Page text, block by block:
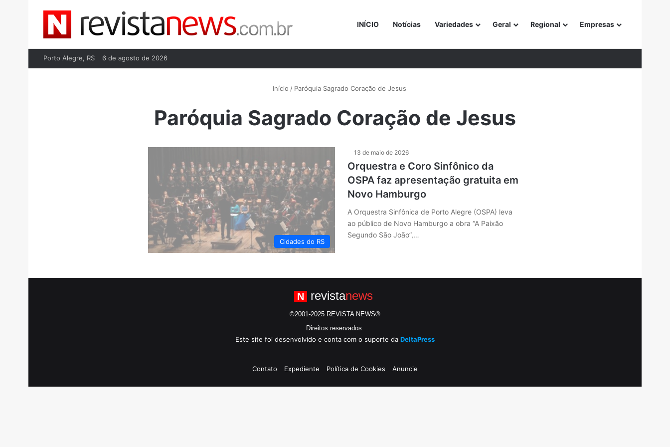
INÍCIO Notícias Variedades Geral Regional Empresas
Porto Alegre, RS 6 de agosto de 2026
Início / Paróquia Sagrado Coração de Jesus
Paróquia Sagrado Coração de Jesus
Cidades do RS
13 de maio de 2026
Orquestra e Coro Sinfônico da
OSPA faz apresentação gratuita em
Novo Hamburgo
A Orquestra Sinfônica de Porto Alegre (OSPA) leva
ao público de Novo Hamburgo a obra “A Paixão
Segundo São João”,…
N revistanews
©2001-2025 REVISTA NEWS®
Direitos reservados.
Este site foi desenvolvido e conta com o suporte da DeltaPress
Contato Expediente Política de Cookies Anuncie